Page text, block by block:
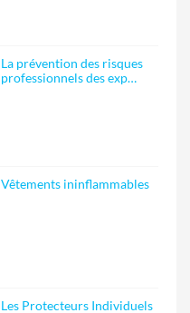
La prévention des risques
professionnels des exp…
Vêtements ininflammables
Les Protecteurs Individuels